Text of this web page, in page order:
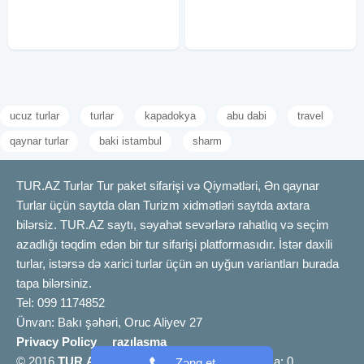
ucuz turlar turlar kapadokya abu dabi travel
qaynar turlar baki istambul sharm
TUR.AZ Turlar Tur paket sifarişi və Qiymətləri, Ən qaynar
Turlar üçün saytda olan Turizm xidmətləri saytda axtara
bilərsiz. TUR.AZ saytı, səyahət sevərlərə rahatlıq və seçim
azadlığı təqdim edən bir tur sifarişi platformasıdır. İstər daxili
turlar, istərsə də xarici turlar üçün ən uyğun variantları burada
tapa bilərsiniz.
Tel: 099 1174852
Ünvan: Bakı şəhəri, Oruc Aliyev 27
Privacy Policy
razılaşma